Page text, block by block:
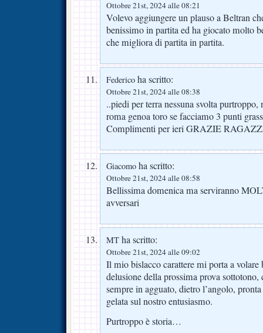
Ottobre 21st, 2024 alle 08:21
Volevo aggiungere un plauso a Beltran
benissimo in partita ed ha giocato molto
che migliora di partita in partita.
Federico ha scritto:
Ottobre 21st, 2024 alle 08:38
..piedi per terra nessuna svolta
roma genoa toro se facciamo 3 punti
Complimenti per ieri GRAZIE
Giacomo ha scritto:
Ottobre 21st, 2024 alle 08:58
Bellissima domenica ma serviranno
avversari
MT ha scritto:
Ottobre 21st, 2024 alle 09:02
Il mio bislacco carattere mi porta a volare
delusione della prossima prova sottotono,
sempre in agguato, dietro l’angolo,
gelata sul nostro entusiasmo.
Purtroppo è storia…